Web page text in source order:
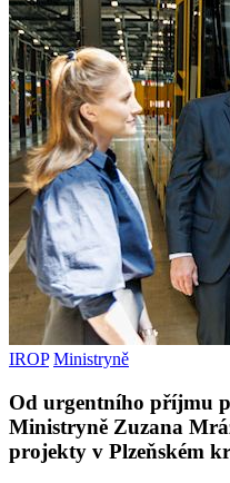
IROP Ministryně
Od urgentního příjmu
Ministryně Zuzana
projekty v Plzeňském